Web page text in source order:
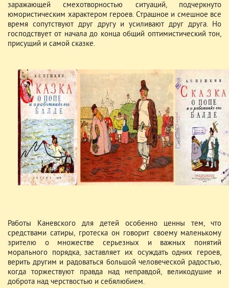
заражающей смехотворностью ситуаций, подчеркнуто
юмористическим характером героев. Страшное и смешное все
время сопутствуют друг другу и усиливают друг друга. Но
господствует от начала до конца общий оптимистический тон,
присущий и самой сказке.
Работы Каневского для детей особенно ценны тем, что
средствами сатиры, гротеска он говорит своему маленькому
зрителю о множестве серьезных и важных понятий
морального порядка, заставляет их осуждать одних героев,
верить другим и радоваться большой человеческой радостью,
когда торжествуют правда над неправдой, великодушие и
доброта над черствостью и себялюбием.